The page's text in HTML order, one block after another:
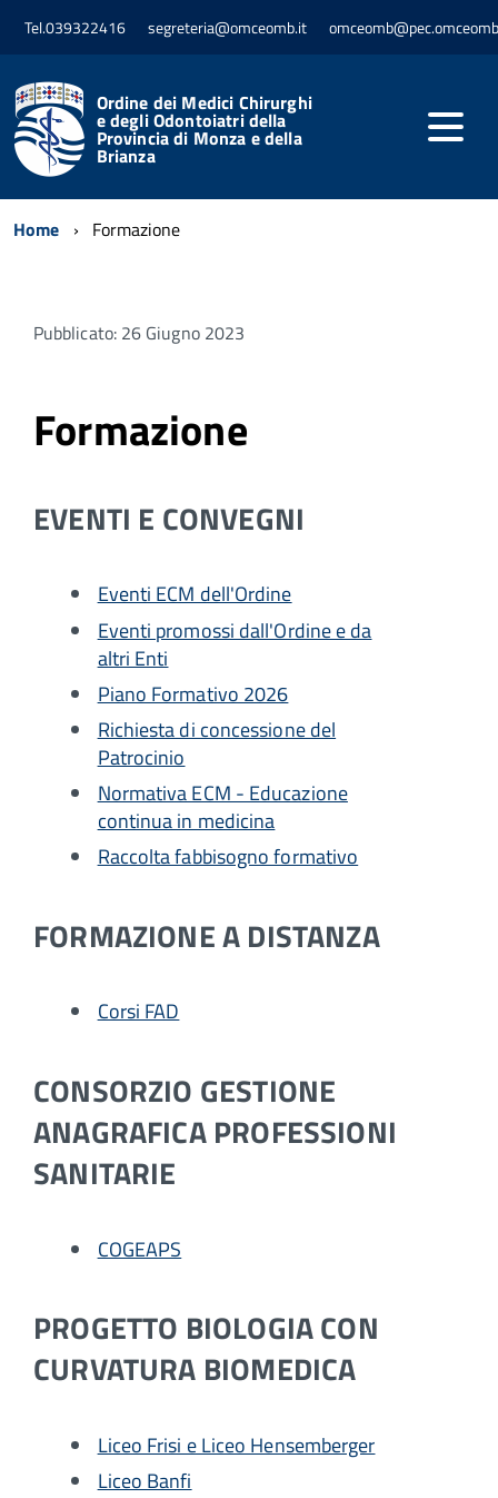
Tel.039322416 segreteria@omceomb.it
Ordine dei Medici Chirurghi
e degli Odontoiatri della
Provincia di Monza e della
Brianza
Home Formazione
Pubblicato: 26 Giugno 2023
Formazione
EVENTI E CONVEGNI
Eventi ECM dell'Ordine
Eventi promossi dall'Ordine e da
altri Enti
Piano Formativo 2026
Richiesta di concessione del
Patrocinio
Normativa ECM - Educazione
continua in medicina
Raccolta fabbisogno formativo
FORMAZIONE A DISTANZA
Corsi FAD
CONSORZIO GESTIONE
ANAGRAFICA PROFESSIONI
SANITARIE
COGEAPS
PROGETTO BIOLOGIA CON
CURVATURA BIOMEDICA
Liceo Frisi e Liceo Hensemberger
Liceo Banfi